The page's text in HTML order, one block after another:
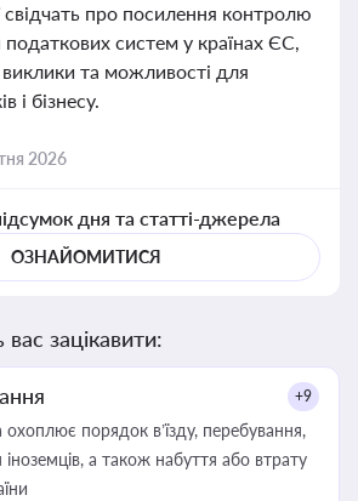
свідчать про посилення контролю
систем у країнах ЄС,
та можливості для
і бізнесу.
2026
дня та статті-джерела
ОЗНАЙОМИТИСЯ
зацікавити:
+9
охоплює порядок в’їзду, перебування,
а також набуття або втрату